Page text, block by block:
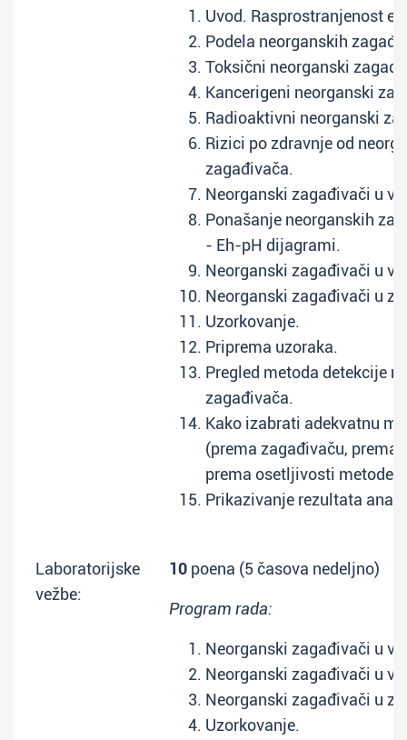
Uvod. Rasprostranjenost
Podela neorganskih
Toksični neorganski
Kancerigeni neorganski
Radioaktivni neorganski
Rizici po zdravnje od
zagađivača.
Neorganski zagađivači u
Ponašanje neorganskih
- Eh-pH dijagrami.
Neorganski zagađivači u
Neorganski zagađivači u
Uzorkovanje.
Priprema uzoraka.
Pregled metoda detekcije
zagađivača.
Kako izabrati adekvatnu
(prema zagađivaču, prema
prema osetljivosti metode).
Prikazivanje rezultata
Laboratorijske
vežbe:
10 poena (5 časova nedeljno)
Program rada:
Neorganski zagađivači u
Neorganski zagađivači u
Neorganski zagađivači u
Uzorkovanje.